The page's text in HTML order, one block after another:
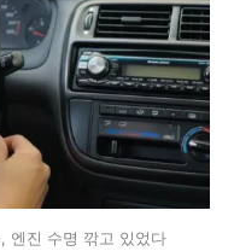
엔진 수명 깎고 있었다